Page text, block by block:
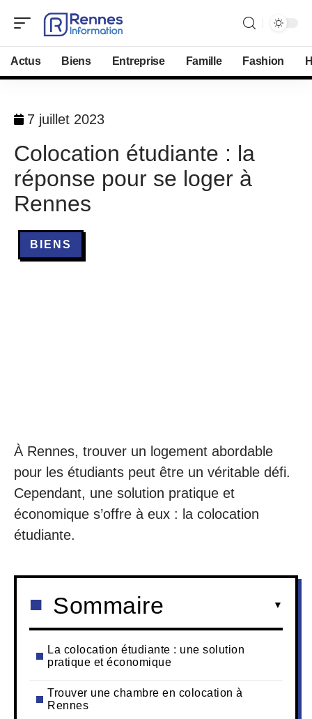
Actus Biens Entreprise Famille Fashion
7 juillet 2023
Colocation étudiante : la
réponse pour se loger à
Rennes
BIENS
À Rennes, trouver un logement abordable
pour les étudiants peut être un véritable défi.
Cependant, une solution pratique et
économique s’offre à eux : la colocation
étudiante.
Sommaire
La colocation étudiante : une solution
pratique et économique
Trouver une chambre en colocation à
Rennes